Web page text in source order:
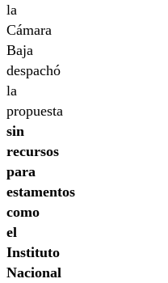
la
Cámara
Baja
despachó
la
propuesta
sin
recursos
para
estamentos
como
el
Instituto
Nacional